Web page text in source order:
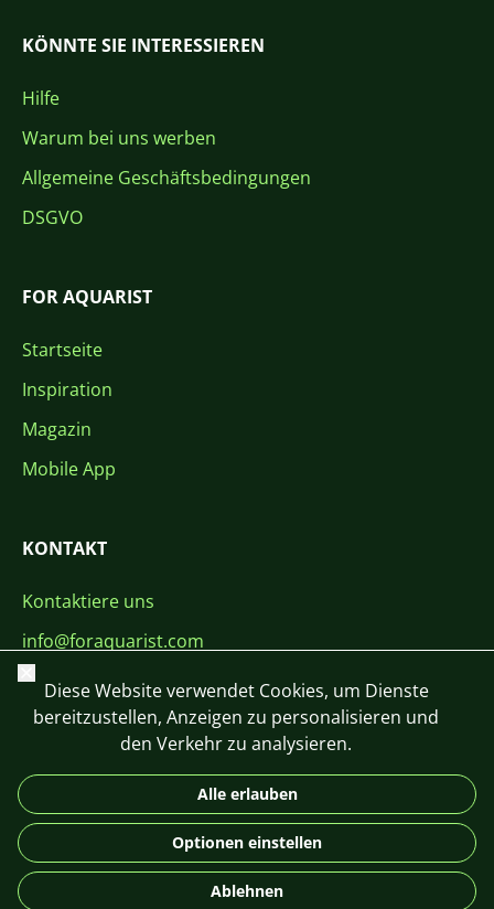
KÖNNTE SIE INTERESSIEREN
Hilfe
Warum bei uns werben
Allgemeine Geschäftsbedingungen
DSGVO
FOR AQUARIST
Startseite
Inspiration
Magazin
Mobile App
KONTAKT
Kontaktiere uns
info@foraquarist.com
+420 603 449 602
DE
© 2026 For Aquarist
Schließen
Diese Website verwendet Cookies, um Dienste
bereitzustellen, Anzeigen zu personalisieren und
den Verkehr zu analysieren.
Alle erlauben
Optionen einstellen
Ablehnen